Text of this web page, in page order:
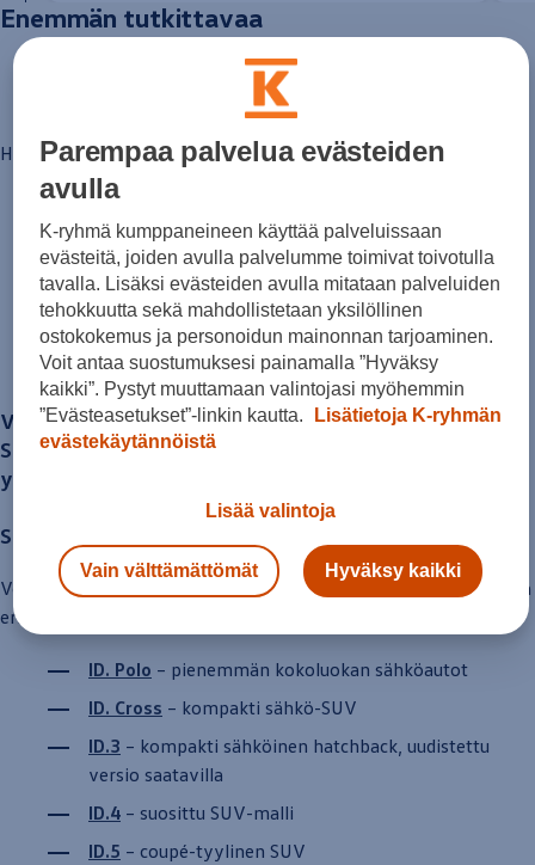
Sähköautot ja hybridit
Huolto ja palvelut
Varaa huolto verkossa
Volkswagen-huolto ja vauriokorjaus
Alkuperäisosat ja lisävarusteet
Huolenpitosopimus
Ohjelmistot ja päivitykset
Renkaat ja vanteet
Ajotietopalvelut Basic ja Fleet
Auton osien kierrätys
Digitaaliset lisäpalvelut
Löydä palveluita mallillesi
Matkapuhelimen ja ajoneuvon yhdistäminen
Päivitykset ohjelmistoihin, karttoihin ja
Volkswagen-sovellukset, kirjautuminen ja
Käyttöohjekirjat ja käyttövinkit
Yhdistettävyys
myVolkswagen
Volkswagen-tietoa
Usein kysyttyä
Uutiset
Volkswagen-tarinat
Yhteystiedot ja jälleenmyyjät
Enemmän tutkittavaa
Hintoihin lisätään jälleenmyyjäkohtaiset toimitus­kulut
Löydä oma
Volkswagen-mallisi
ja ihastu.
Volkswageninautomallisto on laaja ja monipuolinen.
Se kattaa sekä perinteiset polttomoottoriautot että
yhä kasvavan sähköautomalliston.
Sähköautot (ID-mallit)
Volkswagenin sähköautot tunnistaa ID-nimestä. Mallisto
tarjoaa
eri kokoluokkiin sopivia vaihtoehtoja:
ID. Polo – pienemmän kokoluokan sähköautot
ID. Cross – kompakti sähkö-SUV
ID.3 – kompakti sähköinen hatchback, uudistettu
versio saatavilla
ID.4 – suosittu SUV-malli
ID.5 – coupé-tyylinen SUV
Parempaa palvelua evästeiden
avulla
K-ryhmä kumppaneineen käyttää palveluissaan
evästeitä, joiden avulla palvelumme toimivat toivotulla
tavalla. Lisäksi evästeiden avulla mitataan palveluiden
tehokkuutta sekä mahdollistetaan yksilöllinen
ostokokemus ja personoidun mainonnan tarjoaminen.
Voit antaa suostumuksesi painamalla ”Hyväksy
kaikki”. Pystyt muuttamaan valintojasi myöhemmin
”Evästeasetukset”-linkin kautta.
Lisätietoja K-ryhmän
evästekäytännöistä
Lisää valintoja
Vain välttämättömät Hyväksy kaikki